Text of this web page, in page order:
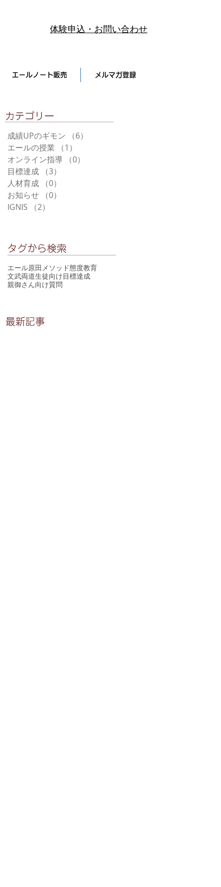
体験申込・お問い合わせ
エールノート販売 メルマガ登録
​カテゴリー
成績UPのギモン （6）
エールの授業
（1）
オンライン指導
（0）
目標達成
（3）
人材育成
（0）
お知らせ
（0）
IGNIS
（2）
タグから検索
エール原田メソッド態度教育
文武両道生徒向け目標達成
親御さん向け質問
最新記事